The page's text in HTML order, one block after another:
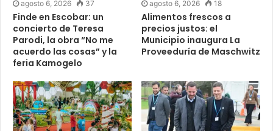
agosto 6, 2026 37
Finde en Escobar: un
concierto de Teresa
Parodi, la obra “No me
acuerdo las cosas” y la
feria Kamogelo
agosto 6, 2026 18
Alimentos frescos a
precios justos: el
Municipio inaugura La
Proveeduría de Maschwitz